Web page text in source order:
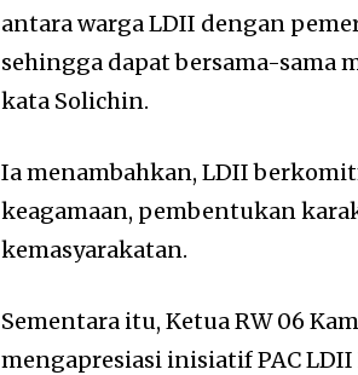
antara warga LDII dengan
sehingga dapat bersama-sama
kata Solichin.
Ia menambahkan, LDII
keagamaan, pembentukan
kemasyarakatan.
Sementara itu, Ketua RW 06
mengapresiasi inisiatif PAC